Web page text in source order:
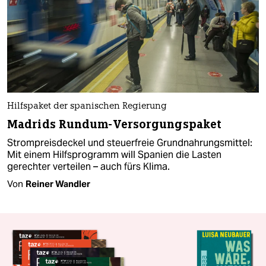
Hilfspaket der spanischen Regierung
Madrids Rundum-Versorgungspaket
Strompreisdeckel und steuerfreie Grundnahrungsmittel:
Mit einem Hilfsprogramm will Spanien die Lasten
gerechter verteilen – auch fürs Klima.
Von Reiner Wandler